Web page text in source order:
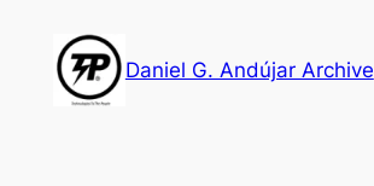
content
Daniel G. Andújar Archive